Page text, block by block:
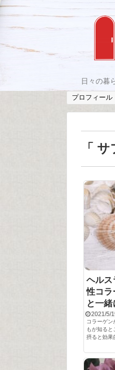
日々の暮
プロフィール
「
ヘルス
性コラ
と一
2021/5/
コラーゲ
もが知る
摂ると効果